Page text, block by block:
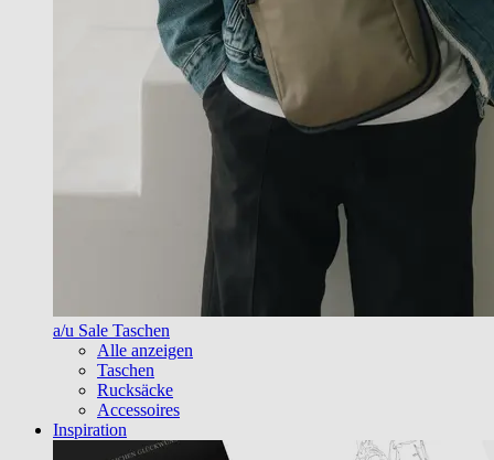
a/u Sale Taschen
Alle anzeigen
Taschen
Rucksäcke
Accessoires
Inspiration